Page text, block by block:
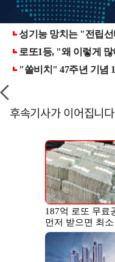
후속기사가 이어집니다